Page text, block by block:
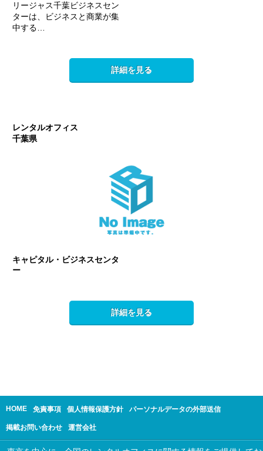
リージャス千葉ビジネスセン
ターは、ビジネスと商業が集
中する…
詳細を見る
レンタルオフィス
千葉県
キャピタル・ビジネスセンタ
ー
詳細を見る
HOME 免責事項 個人情報保護方針 パーソナルデータの外部送信
掲載お問い合わせ 運営会社